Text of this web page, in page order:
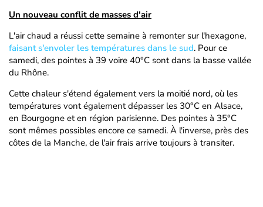
Un nouveau conflit de masses d'air
L'air chaud a réussi cette semaine à remonter sur l'hexagone,
faisant s'envoler les températures dans le sud. Pour ce
samedi, des pointes à 39 voire 40°C sont dans la basse vallée
du Rhône.
Cette chaleur s'étend également vers la moitié nord, où les
températures vont également dépasser les 30°C en Alsace,
en Bourgogne et en région parisienne. Des pointes à 35°C
sont mêmes possibles encore ce samedi. À l'inverse, près des
côtes de la Manche, de l'air frais arrive toujours à transiter.